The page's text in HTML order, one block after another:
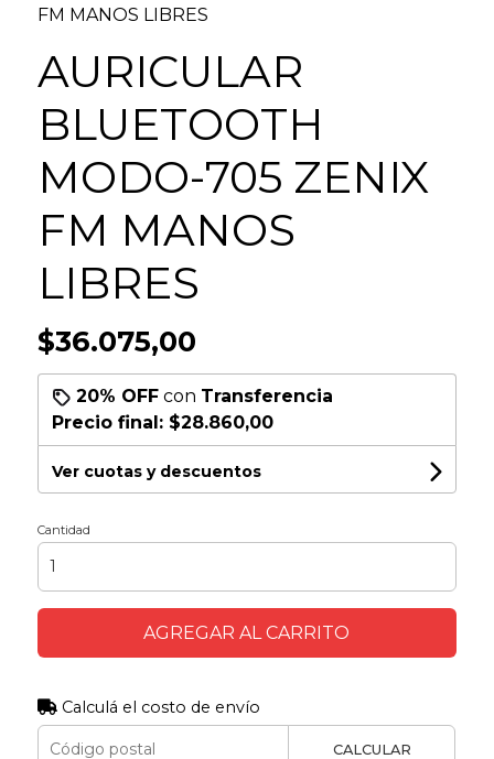
FM MANOS LIBRES
AURICULAR
BLUETOOTH
MODO-705 ZENIX
FM MANOS
LIBRES
$36.075,00
20% OFFcon Transferencia
Precio final: $28.860,00
Ver cuotas y descuentos
Cantidad
AGREGAR AL CARRITO
Calculá el costo de envío
CALCULAR